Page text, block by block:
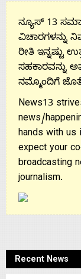
ನ್ಯೂಸ್ 13
ವಿಚಾರಗಳನ್ನು
ರೀತಿ ಇನ್ನಷ್ಟು
ಸಹಕಾರವನ್ನು
ನಮ್ಮೊಂದಿಗೆ
News13
news/
hands with us
expect your
broadcasting
journalism.
Recent News